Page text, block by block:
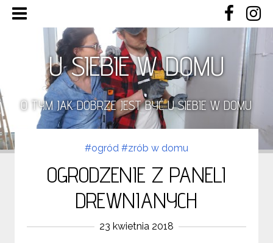
U SIEBIE W DOMU
O TYM JAK DOBRZE JEST BYĆ U SIEBIE W DOMU
#ogród #zrób w domu
OGRODZENIE Z PANELI
DREWNIANYCH
23 kwietnia 2018